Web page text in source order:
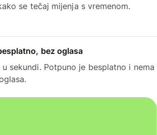
se tečaj mijenja s vremenom.
bez oglasa
u sekundi. Potpuno je besplatno i nema